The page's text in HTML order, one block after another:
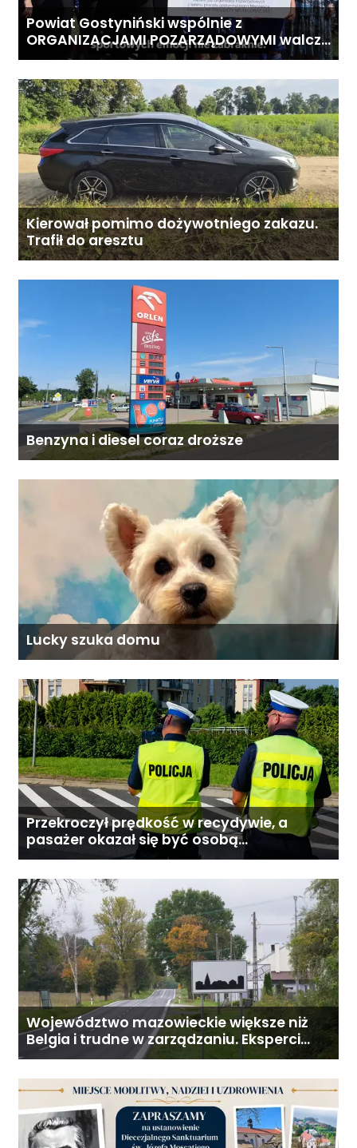
Powiat Gostyniński wspólnie z
ORGANIZACJAMI POZARZĄDOWYMI walczą
o środki z Budżetu Obywatelskiego
terenu!
Kierował pomimo dożywotniego zakazu.
Trafił do aresztu
Benzyna i diesel coraz droższe
Lucky szuka domu
Przekroczył prędkość w recydywie, a
pasażer okazał się być osobą
poszukiwaną
Województwo mazowieckie większe niż
Belgia i trudne w zarządzaniu. Eksperci
proponują podział centralnej Polski